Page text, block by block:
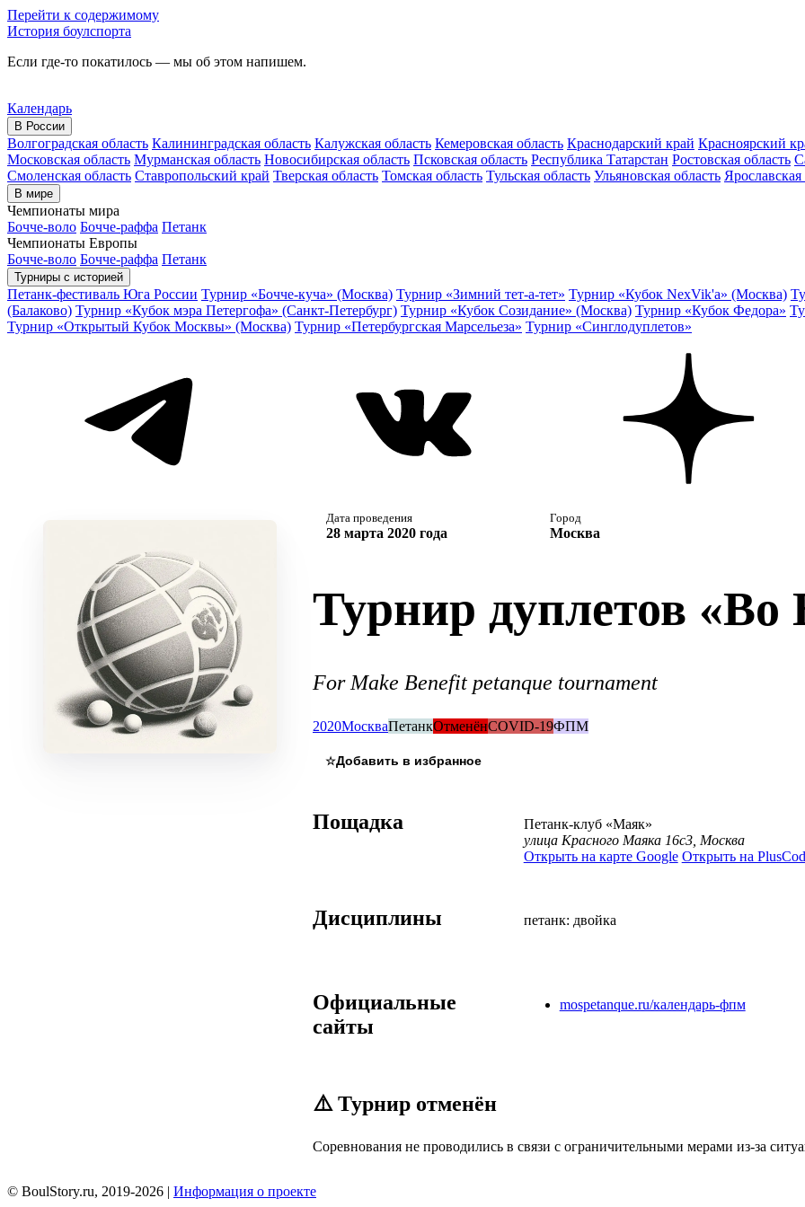
Перейти к содержимому
История боулспорта
Если где-то покатилось — мы об этом напишем.
Календарь
В России
Волгоградская область Калининградская область Калужская область Кемеровская область Краснодарский край Красноярский
Московская область Мурманская область Новосибирская область Псковская область Республика Татарстан Ростовская область
Смоленская область Ставропольский край Тверская область Томская область Тульская область Ульяновская область Ярославская
В мире
Чемпионаты мира
Бочче-воло Бочче-раффа Петанк
Чемпионаты Европы
Бочче-воло Бочче-раффа Петанк
Турниры с историей
Петанк-фестиваль Юга России Турнир «Бочче-куча» (Москва) Турнир «Зимний тет-а-тет» Турнир «Кубок NexVik'a» (Москва)
(Балаково) Турнир «Кубок мэра Петергофа» (Санкт-Петербург) Турнир «Кубок Созидание» (Москва) Турнир «Кубок Федора»
Турнир «Открытый Кубок Москвы» (Москва) Турнир «Петербургская Марсельеза» Турнир «Синглодуплетов»
Дата проведения
28 марта 2020 года
Город
Москва
Турнир дуплетов «Во
For Make Benefit petanque tournament
2020МоскваПетанкОтменёнCOVID-19ФПМ
☆
Пощадка
Петанк-клуб «Маяк»
улица Красного Маяка 16с3, Москва
Открыть на карте Google Открыть на
Дисциплины петанк: двойка
Официальные
сайты
mospetanque.ru/календарь-фпм
⚠️ Турнир отменён
Соревнования не проводились в связи с ограничительными мерами из-за
© BoulStory.ru, 2019-2026 | Информация о проекте